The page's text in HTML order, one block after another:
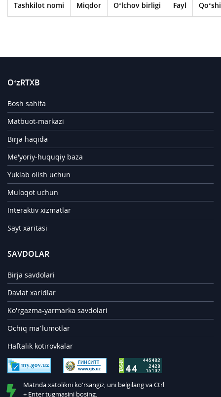
Tashkilot nomi Miqdor O‘lchov birligi Fayl
O‘zRTXB
Bosh sahifa
Matbuot-markazi
Birja haqida
Me'yoriy-huquqiy baza
Yuklab olish uchun
Muloqot uchun
Interaktiv xizmatlar
Sayt xaritasi
SAVDOLAR
Birja savdolari
Davlat xaridlar
Ko'rgazma-yarmarka savdolari
Ochiq ma’lumotlar
Haftalik kotirovkalar
Matnda xatolikni ko'rsangiz, uni belgilang va Ctrl
+ Enter tugmasini bosing.